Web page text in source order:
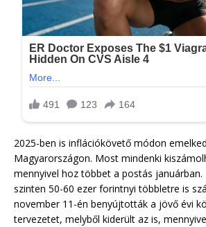
2025-ben is inflációkövető módon
Magyarországon. Most mindenki
mennyivel hoz többet a postás januárban.
szinten 50-60 ezer forintnyi többletre is
november 11-én benyújtották a jövő évi
tervezetet, melyből kiderült az is,